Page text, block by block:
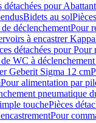
détachées pour
Bidets au sol
déclenchementPour
à encastrer Kappa
détachées pour Pour
WC à
Geberit Sigma 12 cm
Pour alimentation par
pneumatique
touchePièces
Pour